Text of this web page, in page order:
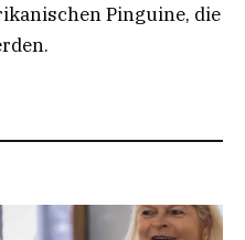
Pinguine, die